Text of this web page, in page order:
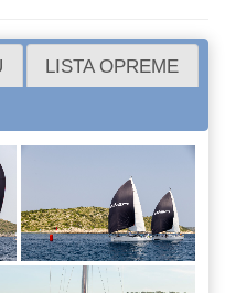
LISTA OPREME